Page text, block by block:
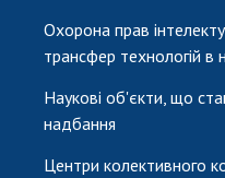
Охорона прав
трансфер технологій в
Наукові об'єкти, що
надбання
Центри колективного